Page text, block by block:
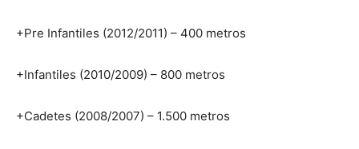
+Pre Infantiles (2012/2011) – 400 metros
+Infantiles (2010/2009) – 800 metros
+Cadetes (2008/2007) – 1.500 metros